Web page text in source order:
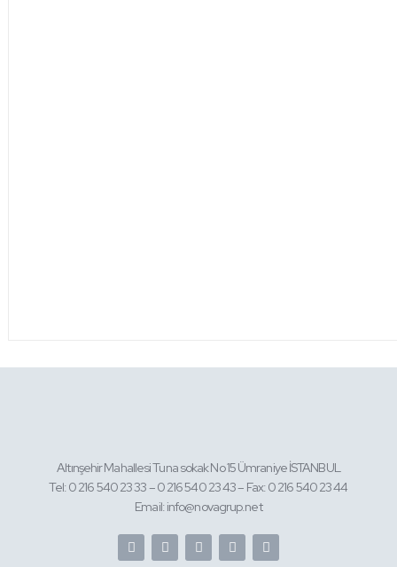
Altınşehir Mahallesi Tuna sokak No 15 Ümraniye İSTANBUL
Tel: 0 216 540 23 33 – 0 216 540 23 43 – Fax: 0 216 540 23 44
Email: info@novagrup.net